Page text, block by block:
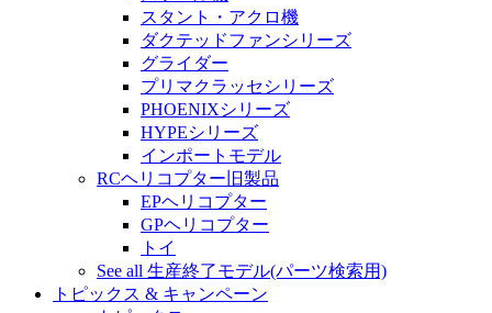
スタント・アクロ機
ダクテッドファンシリーズ
グライダー
プリマクラッセシリーズ
PHOENIXシリーズ
HYPEシリーズ
インポートモデル
RCヘリコプター旧製品
EPヘリコプター
GPヘリコプター
トイ
See all 生産終了モデル(パーツ検索用)
トピックス & キャンペーン